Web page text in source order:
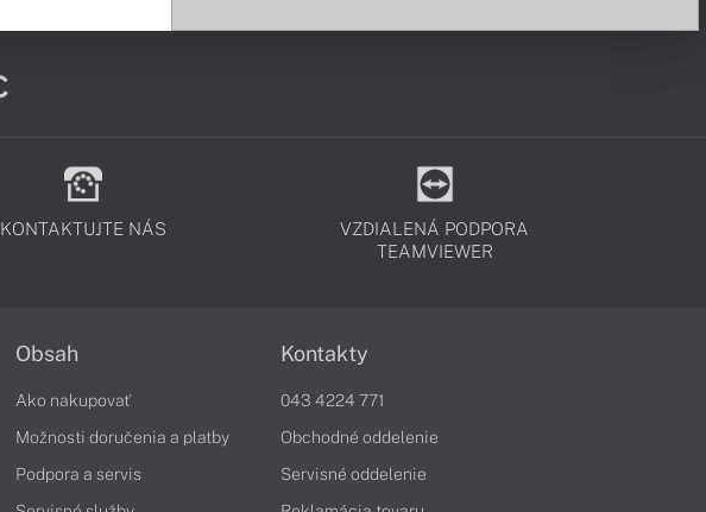
KONTAKTUJTE NÁS
VZDIALENÁ PODPORA
TEAMVIEWER
Obsah
Ako nakupovať
Možnosti doručenia a platby
Podpora a servis
Kontakty
043 4224 771
Obchodné oddelenie
Servisné oddelenie